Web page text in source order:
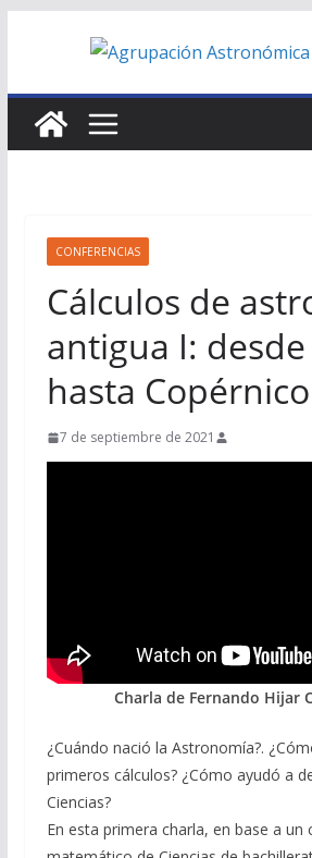
CONFERENCIAS
Cálculos de
antigua I: desde
hasta Copérnico
7 de septiembre de 2021
Charla de Fernando Hijar
¿Cuándo nació la Astronomía?.
primeros cálculos? ¿Cómo ayudó a
Ciencias?
En esta primera charla, en base a un